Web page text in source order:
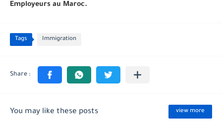
Employeurs au Maroc.
Tags Immigration
You may like these posts view more